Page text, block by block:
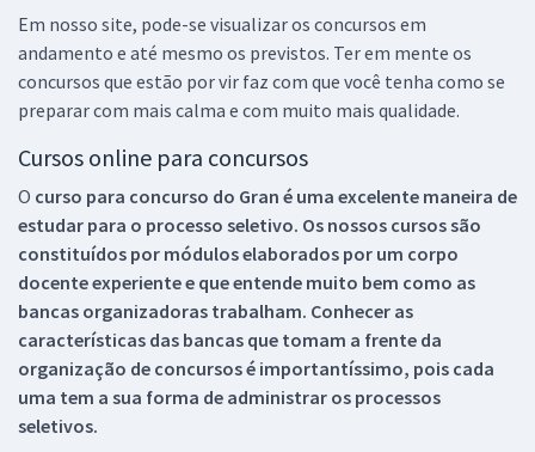
Em nosso site, pode-se visualizar os concursos em
andamento e até mesmo os previstos. Ter em mente os
concursos que estão por vir faz com que você tenha como se
preparar com mais calma e com muito mais qualidade.
Cursos online para concursos
O curso para concurso do Gran é uma excelente maneira de
estudar para o processo seletivo. Os nossos cursos são
constituídos por módulos elaborados por um corpo
docente experiente e que entende muito bem como as
bancas organizadoras trabalham. Conhecer as
características das bancas que tomam a frente da
organização de concursos é importantíssimo, pois cada
uma tem a sua forma de administrar os processos
seletivos.